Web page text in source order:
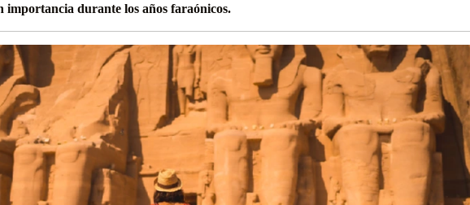
importancia durante los años faraónicos.